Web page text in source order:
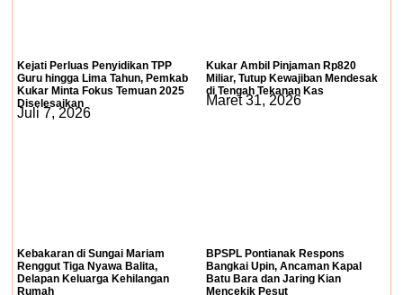
Kejati Perluas Penyidikan TPP
Guru hingga Lima Tahun, Pemkab
Kukar Minta Fokus Temuan 2025
Diselesaikan
Juli 7, 2026
Kukar Ambil Pinjaman Rp820
Miliar, Tutup Kewajiban Mendesak
di Tengah Tekanan Kas
Maret 31, 2026
Kebakaran di Sungai Mariam
Renggut Tiga Nyawa Balita,
Delapan Keluarga Kehilangan
Rumah
BPSPL Pontianak Respons
Bangkai Upin, Ancaman Kapal
Batu Bara dan Jaring Kian
Mencekik Pesut